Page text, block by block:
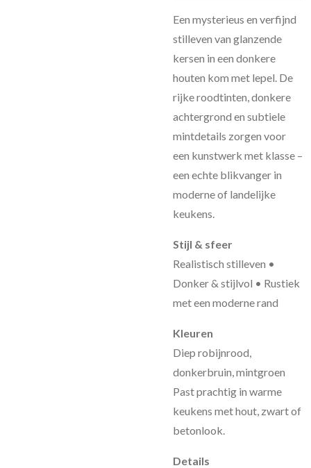
Een mysterieus en verfijnd
stilleven van glanzende
kersen in een donkere
houten kom met lepel. De
rijke roodtinten, donkere
achtergrond en subtiele
mintdetails zorgen voor
een kunstwerk met klasse –
een echte blikvanger in
moderne of landelijke
keukens.
Stijl & sfeer
Realistisch stilleven •
Donker & stijlvol • Rustiek
met een moderne rand
Kleuren
Diep robijnrood,
donkerbruin, mintgroen
Past prachtig in warme
keukens met hout, zwart of
betonlook.
Details